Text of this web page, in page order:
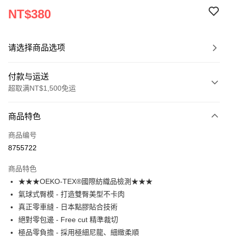
NT$380
请选择商品选项
付款与运送
超取满NT$1,500免运
信用卡一次付款
信用卡分期付款
合作金库商业银行
华南商业银行
彰化商业银行
上海商业储蓄银行
国泰世华商业银行
台湾中小企业银行
汇丰（台湾）商业银行
联邦商业银行
远东国际商业银行
超商取货付款
LINE Pay
Apple Pay
街口支付
商品特色
商品编号
8755722
商品特色
★★★OEKO-TEX®國際紡織品檢測★★★
氣球式臀模 - 打造雙臀美型不卡肉
真正零車縫 - 日本點膠貼合技術
絕對零包邊 - Free cut 精準裁切
極品零負擔 - 採用極細尼龍、細緻柔順